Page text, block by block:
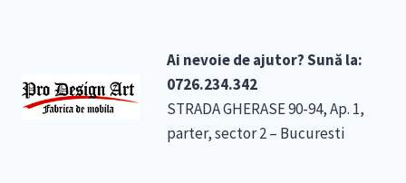
Ai nevoie de ajutor? Sună la:
0726.234.342
STRADA GHERASE 90-94, Ap. 1,
parter, sector 2 – Bucuresti